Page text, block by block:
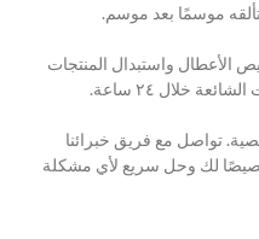
موسمًا بعد موسم.
واستبدال المنتجات
خلال ٢٤ ساعة.
تواصل مع فريق خبرائنا
لك وحل سريع لأي مشكلة